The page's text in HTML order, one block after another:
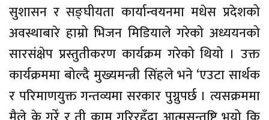
सुशासन र सङ्घीयता कार्यान्वयनमा मधेस प्रदेशको
अवस्थाबारे हाम्रो भिजन मिडियाले गरेको अध्ययनको
सारसंक्षेप प्रस्तुतीकरण कार्यक्रम गरेको थियो । उक्त
कार्यक्रममा बोल्दै मुख्यमन्त्री सिंहले भने ‘एउटा सार्थक
र परिमाणयुक्त गन्तव्यमा सरकार पुग्नुपर्छ । त्यसक्रममा